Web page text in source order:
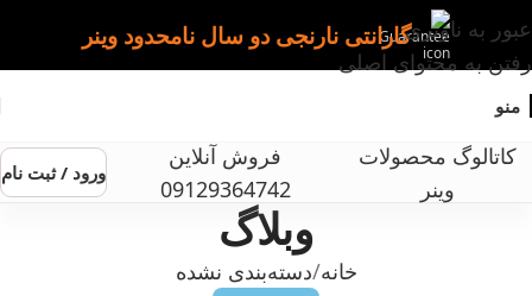
عبور به ناوبری
رفتن به محتوای اصلی
گارانتی نارنجی دو سال نامحدود وینر
منو
کاتالوگ محصولات
وینر
فروش آنلاین
09129364742
ورود / ثبت نام
وبلاگ
خانه دسته‌بندی نشده